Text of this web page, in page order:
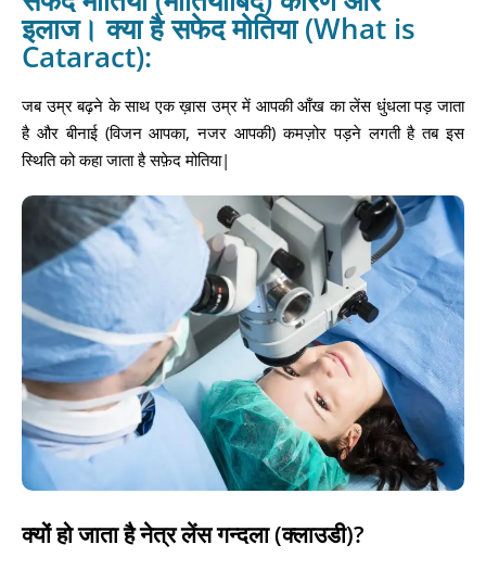
इलाज। क्या है सफेद मोतिया (What is
Cataract):
जब उम्र बढ़ने के साथ एक ख़ास उम्र में आपकी आँख का लेंस धुंधला पड़ जाता
है और बीनाई (विजन आपका, नजर आपकी) कमज़ोर पड़ने लगती है तब इस
स्थिति को कहा जाता है सफ़ेद मोतिया|
क्यों हो जाता है नेत्र लेंस गन्दला (क्लाउडी)?